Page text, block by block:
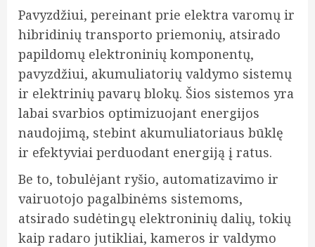
Pavyzdžiui, pereinant prie elektra varomų ir
hibridinių transporto priemonių, atsirado
papildomų elektroninių komponentų,
pavyzdžiui, akumuliatorių valdymo sistemų
ir elektrinių pavarų blokų. Šios sistemos yra
labai svarbios optimizuojant energijos
naudojimą, stebint akumuliatoriaus būklę
ir efektyviai perduodant energiją į ratus.
Be to, tobulėjant ryšio, automatizavimo ir
vairuotojo pagalbinėms sistemoms,
atsirado sudėtingų elektroninių dalių, tokių
kaip radaro jutikliai, kameros ir valdymo